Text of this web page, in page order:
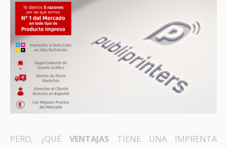
PERO, ¿QUÉ VENTAJAS TIENE UNA IMPRENTA